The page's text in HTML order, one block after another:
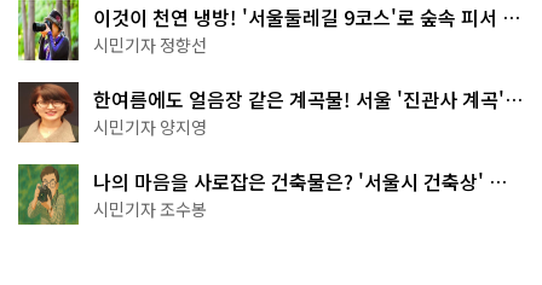
이것이 천연 냉방! '서울둘레길 9코스'로 숲속 피서 떠
나볼까
시민기자 정향선
한여름에도 얼음장 같은 계곡물! 서울 '진관사 계곡'이
천국이네~
시민기자 양지영
나의 마음을 사로잡은 건축물은? '서울시 건축상' 수
상작 공개!
시민기자 조수봉